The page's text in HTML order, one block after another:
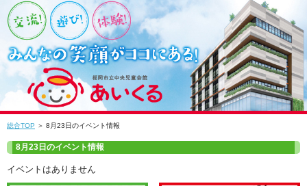
総合TOP ＞ 8月23日のイベント情報
8月23日のイベント情報
イベントはありません